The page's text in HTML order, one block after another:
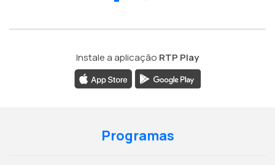
Instale a aplicação RTP Play
Programas